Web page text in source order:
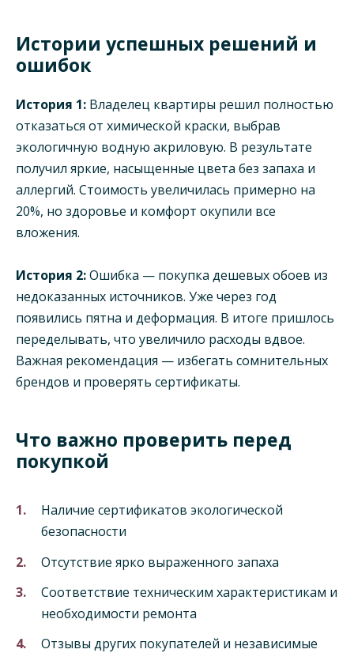
Истории успешных решений и
ошибок
История 1: Владелец квартиры решил полностью
отказаться от химической краски, выбрав
экологичную водную акриловую. В результате
получил яркие, насыщенные цвета без запаха и
аллергий. Стоимость увеличилась примерно на
20%, но здоровье и комфорт окупили все
вложения.
История 2:Ошибка — покупка дешевых обоев из
недоказанных источников. Уже через год
появились пятна и деформация. В итоге пришлось
переделывать, что увеличило расходы вдвое.
Важная рекомендация — избегать сомнительных
брендов и проверять сертификаты.
Что важно проверить перед
покупкой
Наличие сертификатов экологической
безопасности
Отсутствие ярко выраженного запаха
Соответствие техническим характеристикам и
необходимости ремонта
Отзывы других покупателей и независимые